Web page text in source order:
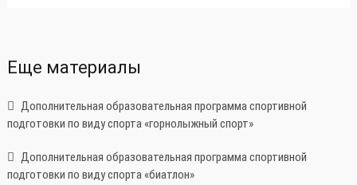
Еще материалы
Дополнительная образовательная программа спортивной
подготовки по виду спорта «горнолыжный спорт»
Дополнительная образовательная программа спортивной
подготовки по виду спорта «биатлон»